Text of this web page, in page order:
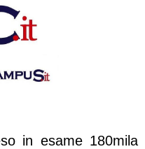
in esame 180mila